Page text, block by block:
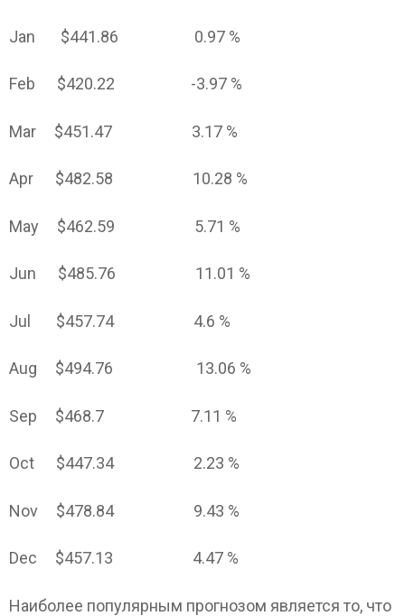
Jan $441.86 0.97 %
Feb $420.22 -3.97 %
Mar $451.47 3.17 %
Apr $482.58 10.28 %
May $462.59 5.71 %
Jun $485.76 11.01 %
Jul $457.74 4.6 %
Aug $494.76 13.06 %
Sep $468.7 7.11 %
Oct $447.34 2.23 %
Nov $478.84 9.43 %
Dec $457.13 4.47 %
Наиболее популярным прогнозом является то, что